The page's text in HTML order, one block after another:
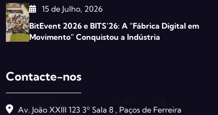
15 de Julho, 2026
BitEvent 2026 e BITS’26: A “Fábrica Digital em
Movimento” Conquistou a Indústria
Contacte-nos
Av. João XXIII 123 3º Sala 8 , Paços de Ferreira